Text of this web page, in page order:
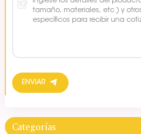
ENVIAR
Categorías